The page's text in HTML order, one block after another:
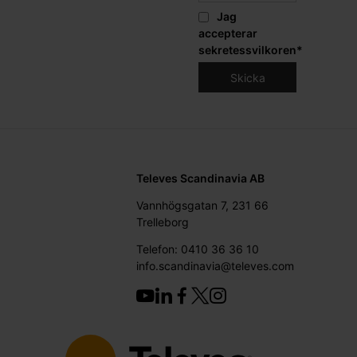
Jag
accepterar
sekretessvilkoren*
Televes Scandinavia AB
Vannhögsgatan 7, 231 66
Trelleborg
Telefon: 0410 36 36 10
info.scandinavia@televes.com